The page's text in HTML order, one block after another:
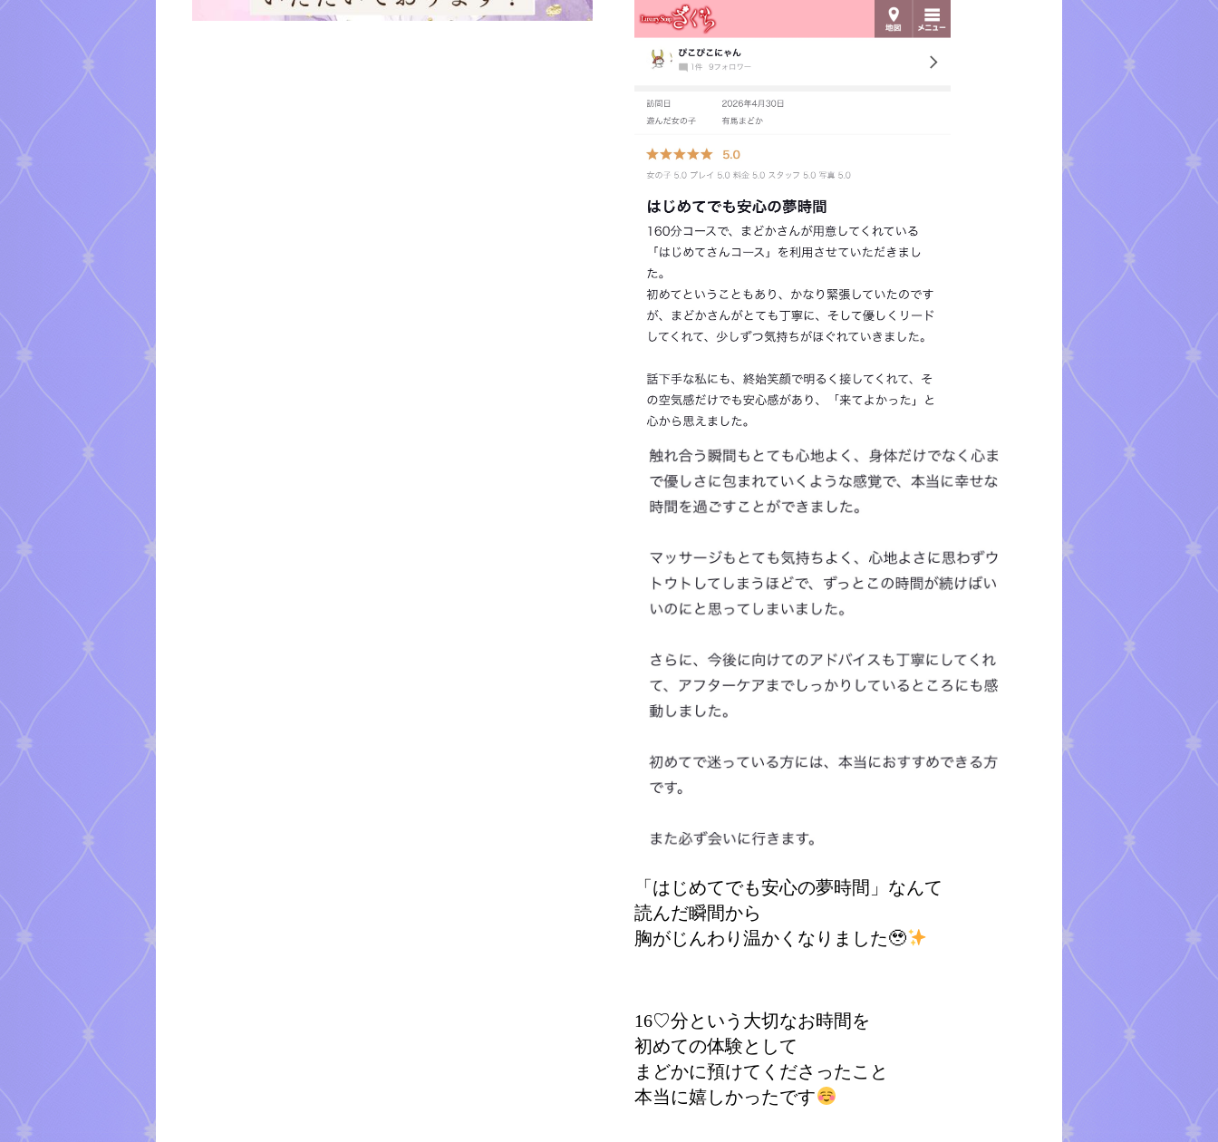
「はじめてでも安心の夢時間」なんて
読んだ瞬間から
胸がじんわり温かくなりました🥹
16♡分という大切なお時間を
初めての体験として
まどかに預けてくださったこと
本当に嬉しかったです